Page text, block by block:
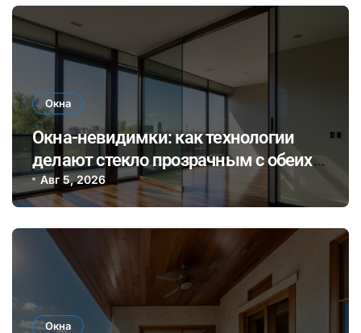
Окна
Окна-невидимки: как технологии
делают стекло прозрачным с обеих
сторон
Авг 5, 2026
Окна